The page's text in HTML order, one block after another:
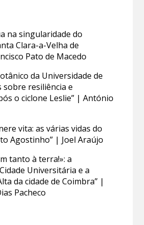
na singularidade do
Clara-a-Velha de
Pato de Macedo
da Universidade de
sobre resiliência e
o ciclone Leslie” | António
vita: as várias vidas do
Agostinho” | Joel Araújo
tanto à terra!»: a
Universitária e a
da cidade de Coimbra” |
Pacheco